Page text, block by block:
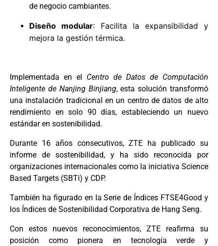
de negocio cambiantes.
Diseño modular: Facilita la expansibilidad y
mejora la gestión térmica.
Implementada en el Centro de Datos de Computación
Inteligente de Nanjing Binjiang, esta solución transformó
una instalación tradicional en un centro de datos de alto
rendimiento en solo 90 días, estableciendo un nuevo
estándar en sostenibilidad.
Durante 16 años consecutivos, ZTE ha publicado su
informe de sostenibilidad, y ha sido reconocida por
organizaciones internacionales como la iniciativa Science
Based Targets (SBTi) y CDP.
También ha figurado en la Serie de Índices FTSE4Good y
los Índices de Sostenibilidad Corporativa de Hang Seng.
Con estos nuevos reconocimientos, ZTE reafirma su
posición como pionera en tecnología verde y